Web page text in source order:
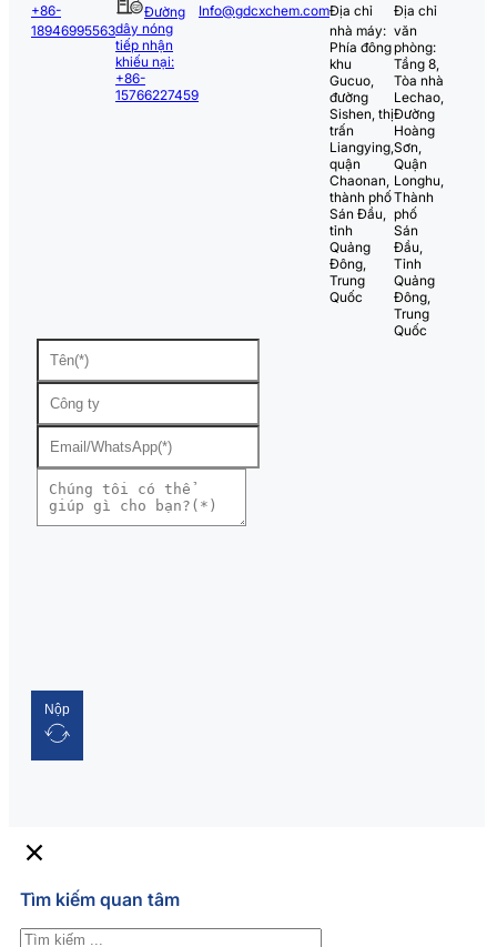
+86-
18946995563
Đường
dây nóng
tiếp nhận
khiếu nại:
+86-
15766227459
Info@gdcxchem.comĐịa chỉ
nhà máy:
Phía đông
khu
Gucuo,
đường
Sishen, thị
trấn
Liangying,
quận
Chaonan,
thành phố
Sán Đầu,
tỉnh
Quảng
Đông,
Trung
Quốc
Địa chỉ
văn
phòng:
Tầng 8,
Tòa nhà
Lechao,
Đường
Hoàng
Sơn,
Quận
Longhu,
Thành
phố
Sán
Đầu,
Tỉnh
Quảng
Đông,
Trung
Quốc
Nộp
Tìm kiếm quan tâm
Tìm